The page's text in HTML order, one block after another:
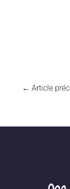
← Article